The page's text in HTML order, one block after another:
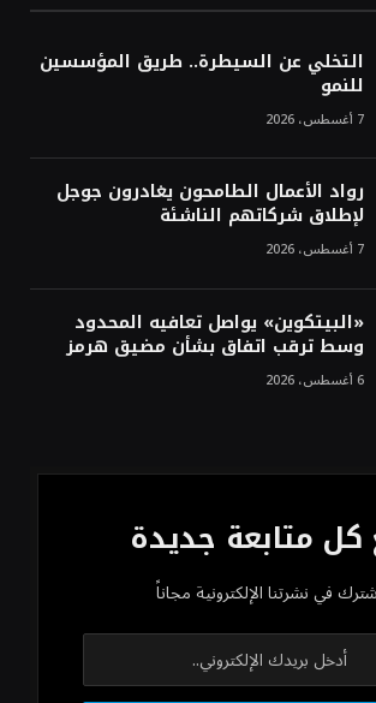
بشأن الحرب
التخلي عن السيطرة.. طريق المؤسسين
للنمو
7 أغسطس، 2026
رواد الأعمال الطامحون يغادرون جوجل
لإطلاق شركاتهم الناشئة
7 أغسطس، 2026
«البيتكوين» يواصل تعافيه المحدود
وسط ترقب اتفاق بشأن مضيق هرمز
6 أغسطس، 2026
متابعة جديدة
في نشرتنا الإلكترونية مجاناً